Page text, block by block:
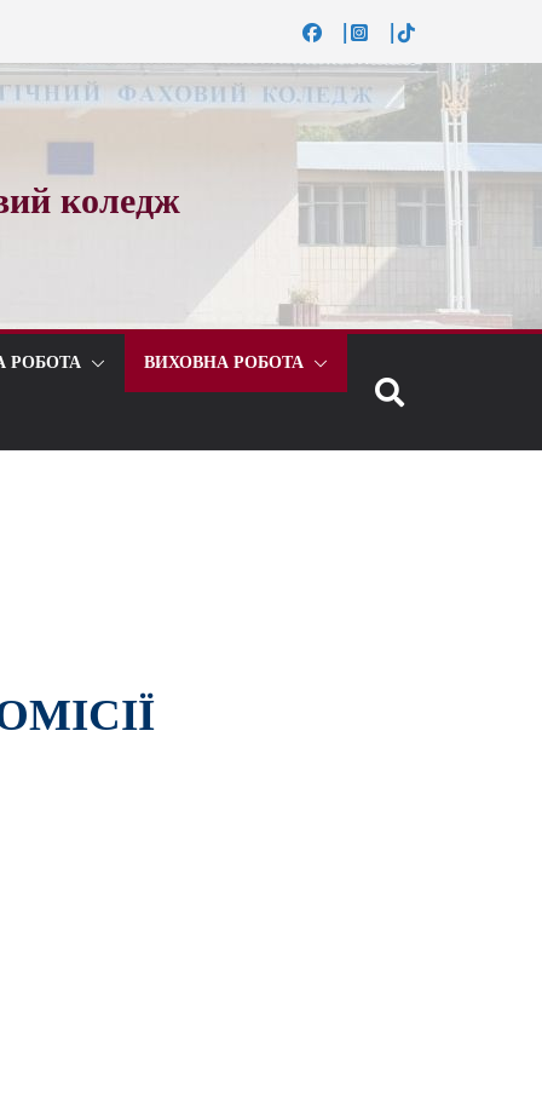
коледж
РОБОТА ВИХОВНА РОБОТА